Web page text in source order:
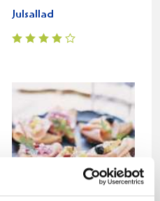
Julsallad